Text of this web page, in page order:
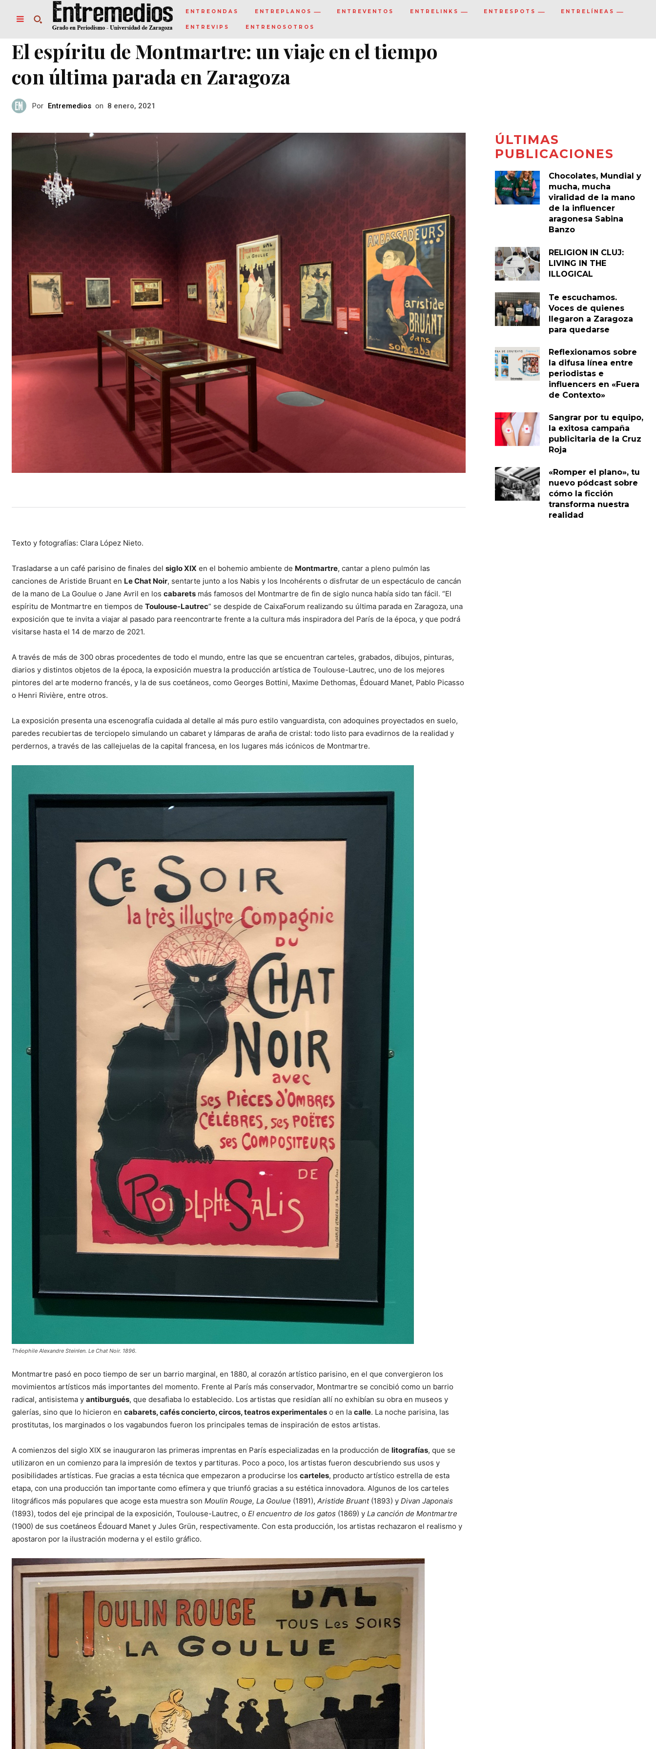
ENTREONDAS ENTREPLANOS ENTREVENTOS ENTRELINKS ENTRESPOTS ENTRELÍNEAS
ENTREVIPS ENTRENOSOTROS
El espíritu de Montmartre: un viaje en el tiempo
con última parada en Zaragoza
Por Entremedios on 8 enero, 2021
Texto y fotografías: Clara López Nieto.
Trasladarse a un café parisino de finales del siglo XIX en el bohemio ambiente de Montmartre, cantar a pleno pulmón las
canciones de Aristide Bruant en Le Chat Noir, sentarte junto a los Nabis y los Incohérents o disfrutar de un espectáculo de cancán
de la mano de La Goulue o Jane Avril en los cabarets más famosos del Montmartre de fin de siglo nunca había sido tan fácil. “El
espíritu de Montmartre en tiempos de Toulouse-Lautrec” se despide de CaixaForum realizando su última parada en Zaragoza, una
exposición que te invita a viajar al pasado para reencontrarte frente a la cultura más inspiradora del París de la época, y que podrá
visitarse hasta el 14 de marzo de 2021.
A través de más de 300 obras procedentes de todo el mundo, entre las que se encuentran carteles, grabados, dibujos, pinturas,
diarios y distintos objetos de la época, la exposición muestra la producción artística de Toulouse-Lautrec, uno de los mejores
pintores del arte moderno francés, y la de sus coetáneos, como Georges Bottini, Maxime Dethomas, Édouard Manet, Pablo Picasso
o Henri Rivière, entre otros.
La exposición presenta una escenografía cuidada al detalle al más puro estilo vanguardista, con adoquines proyectados en suelo,
paredes recubiertas de terciopelo simulando un cabaret y lámparas de araña de cristal: todo listo para evadirnos de la realidad y
perdernos, a través de las callejuelas de la capital francesa, en los lugares más icónicos de Montmartre.
Théophile Alexandre Steinlen. Le Chat Noir. 1896.
Montmartre pasó en poco tiempo de ser un barrio marginal, en 1880, al corazón artístico parisino, en el que convergieron los
movimientos artísticos más importantes del momento. Frente al París más conservador, Montmartre se concibió como un barrio
radical, antisistema y antiburgués, que desafiaba lo establecido. Los artistas que residían allí no exhibían su obra en museos y
galerías, sino que lo hicieron en cabarets, cafés concierto, circos, teatros experimentales o en la calle. La noche parisina, las
prostitutas, los marginados o los vagabundos fueron los principales temas de inspiración de estos artistas.
A comienzos del siglo XIX se inauguraron las primeras imprentas en París especializadas en la producción de litografías, que se
utilizaron en un comienzo para la impresión de textos y partituras. Poco a poco, los artistas fueron descubriendo sus usos y
posibilidades artísticas. Fue gracias a esta técnica que empezaron a producirse los carteles, producto artístico estrella de esta
etapa, con una producción tan importante como efímera y que triunfó gracias a su estética innovadora. Algunos de los carteles
litográficos más populares que acoge esta muestra son Moulin Rouge, La Goulue (1891), Aristide Bruant(1893) y Divan Japonais
(1893), todos del eje principal de la exposición, Toulouse-Lautrec, o El encuentro de los gatos (1869) y La canción de Montmartre
(1900) de sus coetáneos Édouard Manet y Jules Grün, respectivamente. Con esta producción, los artistas rechazaron el realismo y
apostaron por la ilustración moderna y el estilo gráfico.
ÚLTIMAS
PUBLICACIONES
Chocolates, Mundial y
mucha, mucha
viralidad de la mano
de la influencer
aragonesa Sabina
Banzo
RELIGION IN CLUJ:
LIVING IN THE
ILLOGICAL
Te escuchamos.
Voces de quienes
llegaron a Zaragoza
para quedarse
Reflexionamos sobre
la difusa línea entre
periodistas e
influencers en «Fuera
de Contexto»
Sangrar por tu equipo,
la exitosa campaña
publicitaria de la Cruz
Roja
«Romper el plano», tu
nuevo pódcast sobre
cómo la ficción
transforma nuestra
realidad